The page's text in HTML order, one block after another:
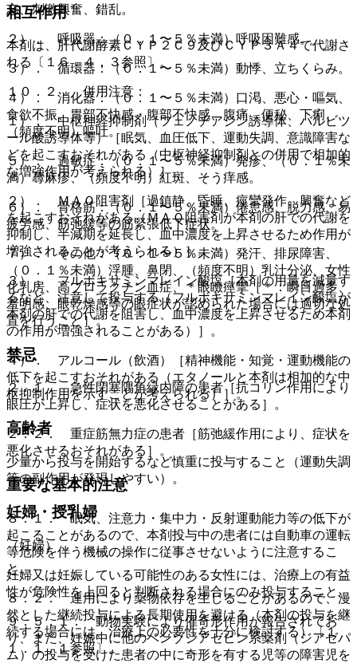
相互作用
本剤は、肝代謝酵素ＣＹＰ２Ｃ９及びＣＹＰ３Ａ４で代謝さ
れる〔１６．４．３参照〕。
１０．２． 併用注意：
１）． 中枢神経抑制剤（フェノチアジン誘導体、バルビツ
ール酸誘導体等）［眠気、血圧低下、運動失調、意識障害な
どを起こすおそれがある（中枢神経抑制剤との併用で相加的
な増強作用が考えられる）］。
２）． ＭＡＯ阻害剤［過鎮静、昏睡、痙攣発作、興奮など
を起こすおそれがある（ＭＡＯ阻害剤が本剤の肝での代謝を
抑制し、半減期を延長し、血中濃度を上昇させるため作用が
増強されることが考えられる）］。
３）． フルボキサミンマレイン酸塩［本剤の用量を減量す
るなど、注意して投与する（フルボキサミンマレイン酸塩が
本剤の肝での代謝を阻害し、血中濃度を上昇させるため本剤
の作用が増強されることがある）］。
４）． アルコール（飲酒）［精神機能・知覚・運動機能の
低下を起こすおそれがある（エタノールと本剤は相加的な中
枢抑制作用を示すことが考えられる）］。
高齢者
少量から投与を開始するなど慎重に投与すること（運動失調
等の副作用が発現しやすい）。
妊婦・授乳婦
（妊婦）
妊婦又は妊娠している可能性のある女性には、治療上の有益
性が危険性を上回ると判断される場合にのみ投与すること。
９．５．１． 動物実験により催奇形作用が報告されてお
り、また、妊娠中に他のベンゾジアゼピン系薬剤（ジアゼパ
ム）の投与を受けた患者の中に奇形を有する児等の障害児を
忘、刺激興奮、錯乱。
２）． 呼吸器：（０．１〜５％未満）呼吸困難感。
３）． 循環器：（０．１〜５％未満）動悸、立ちくらみ。
４）． 消化器：（０．１〜５％未満）口渇、悪心・嘔気、
食欲不振、胃部不快感・腹部不快感、腹痛、便秘、下痢、
（頻度不明）嘔吐。
５）． 過敏症：（０．１〜５％未満）発疹、（０．１％未
満）蕁麻疹、（頻度不明）紅斑、そう痒感。
６）． 骨格筋：（０．１〜５％未満）倦怠感、脱力感、易
疲労感、筋弛緩等の筋緊張低下症状。
７）． その他：（０．１〜５％未満）発汗、排尿障害、
（０．１％未満）浮腫、鼻閉、（頻度不明）乳汁分泌、女性
化乳房、高プロラクチン血症、＊眼瞼痙攣［＊：瞬目過多、
羞明感、眼乾燥感等の眼症状が認められた場合には適切な処
置を行うこと］。
禁忌
２．１． 急性閉塞隅角緑内障の患者［抗コリン作用により
眼圧が上昇し、症状を悪化させることがある］。
２．２． 重症筋無力症の患者［筋弛緩作用により、症状を
悪化させるおそれがある］。
重要な基本的注意
８．１． 眠気、注意力・集中力・反射運動能力等の低下が
起こることがあるので、本剤投与中の患者には自動車の運転
等危険を伴う機械の操作に従事させないように注意するこ
と。
８．２． 連用により薬物依存を生じることがあるので、漫
然とした継続投与による長期使用を避ける（本剤の投与を継
続する場合には、治療上の必要性を十分に検討する）〔１
１．１．１参照〕。